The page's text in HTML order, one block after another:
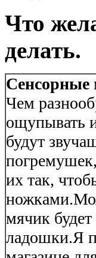
Что
делать.
Сенсорные
Чем
ощупывать
будут
их так,
мячик
ладошки.Я